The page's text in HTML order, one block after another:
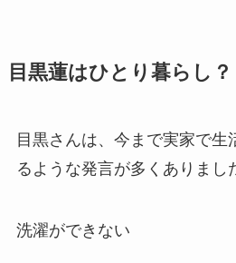
目黒蓮はひとり暮らし？
目黒さんは、今まで実家で生
るような発言が多くありまし
洗濯ができない